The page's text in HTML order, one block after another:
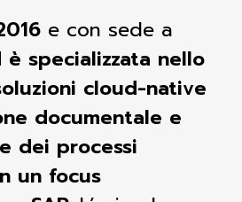
e con sede a
è specializzata nello
cloud-native
documentale e
dei processi
un focus